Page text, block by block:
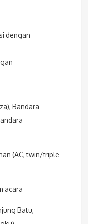
dengan
Bandara-
(AC, twin/triple
acara
Batu,